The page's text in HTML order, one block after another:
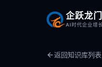
企跃龙门
AI时代企业增
返回知识库列表